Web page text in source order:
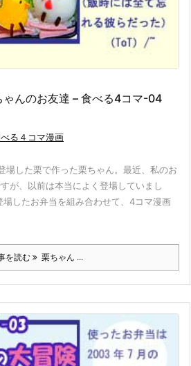
んのお友達 – 食べる4コマ-04
る４コマ漫画
場した栗で作った栗ちゃん。最近、私のお
が、以前は本当によく登場していまし
したお弁当を組み合わせて、4コマ漫画
を読む 栗ちゃん ...